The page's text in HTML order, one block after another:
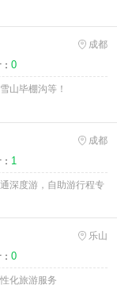
成都
0
山毕棚沟等！
成都
1
深度游，自助游行程专
乐山
0
化旅游服务